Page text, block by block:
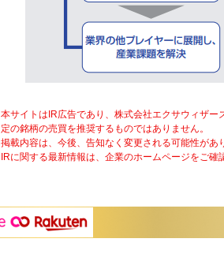
本サイトはIR広告であり、株式会社エクサウィザ
定の銘柄の売買を推奨するものではありません。
掲載内容は、今後、告知なく変更される可能性が
IRに関する最新情報は、企業のホームページをご確